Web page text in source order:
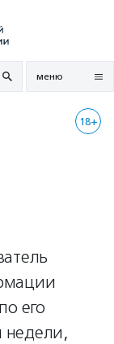
меню
18+
его
недели,